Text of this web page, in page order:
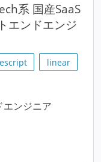
系 国産SaaS
エンドエンジ
linear
エンジニア